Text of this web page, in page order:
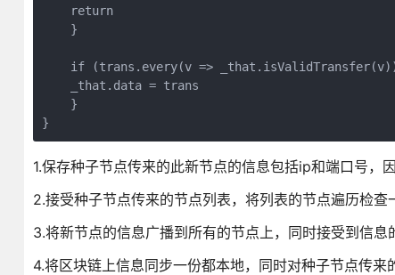
    return
    }
if (trans.every(v =>
    _that.data = trans
    }
}
1.保存种子节点传来的此新节点的信息包括ip和端口号，
2.接受种子节点传来的节点列表，将列表的节点遍历检查
3.将新节点的信息广播到所有的节点上，同时接受到信息
4.将区块链上信息同步一份都本地，同时对种子节点传